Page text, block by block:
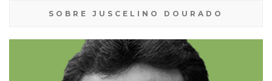
SOBRE JUSCELINO DOURADO